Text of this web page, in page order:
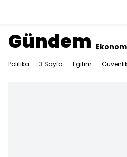
Gündem
Politika 3.Sayfa Eğitim Güvenlik